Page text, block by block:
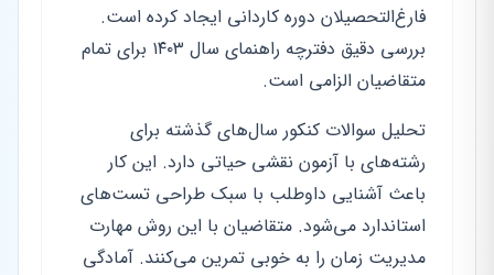
فارغ‌التحصیلان دوره کاردانی ایجاد کرده است.
بررسی دقیق دفترچه راهنمای سال ۱۴۰۳ برای تمام
متقاضیان الزامی است.
تحلیل سوالات کنکور سال‌های گذشته برای
رشته‌های با آزمون نقشی حیاتی دارد. این کار
باعث آشنایی داوطلب با سبک طراحی تست‌های
استاندارد می‌شود. متقاضیان با این روش مهارت
مدیریت زمان را به خوبی تمرین می‌کنند. آمادگی